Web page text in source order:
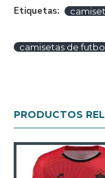
Etiquetas:
camisetas de
PRODUCTOS